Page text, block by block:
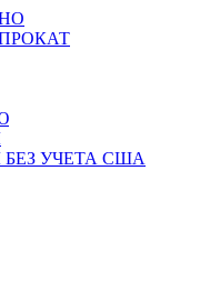
УЧЕТА США